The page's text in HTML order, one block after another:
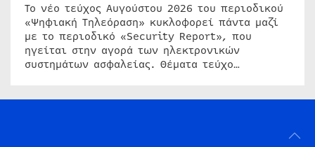
Το νέο τεύχος Αυγούστου 2026 του περιοδικού
«Ψηφιακή Τηλεόραση» κυκλοφορεί πάντα μαζί
με το περιοδικό «Security Report», που
ηγείται στην αγορά των ηλεκτρονικών
συστημάτων ασφαλείας. Θέματα τεύχο…